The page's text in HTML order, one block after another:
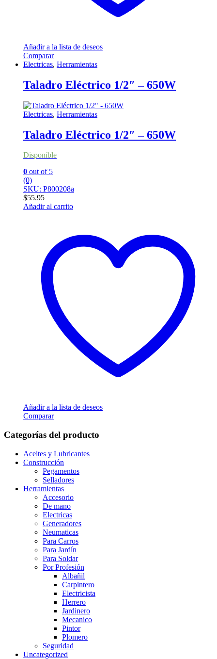
Añadir a la lista de deseos
Comparar
Electricas, Herramientas
Taladro Eléctrico 1/2″ – 650W
Electricas, Herramientas
Taladro Eléctrico 1/2″ – 650W
Disponible
0 out of 5
(0)
SKU: P800208a
$55.95
Añadir al carrito
Añadir a la lista de deseos
Comparar
Categorías del producto
Aceites y Lubricantes
Construcción
Pegamentos
Selladores
Herramientas
Accesorio
De mano
Electricas
Generadores
Neumaticas
Para Carros
Para Jardín
Para Soldar
Por Profesión
Albañil
Carpintero
Electricista
Herrero
Jardinero
Mecanico
Pintor
Plomero
Seguridad
Uncategorized